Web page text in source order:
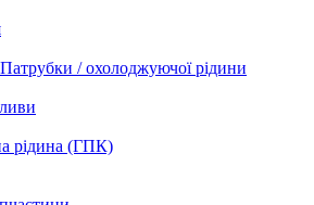
/ охолоджуючої рідини
рідина (ГПК)